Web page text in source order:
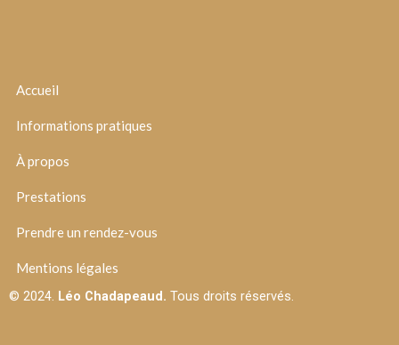
Accueil
Informations pratiques
À propos
Prestations
Prendre un rendez-vous
Mentions légales
© 2024. Léo Chadapeaud. Tous droits réservés.